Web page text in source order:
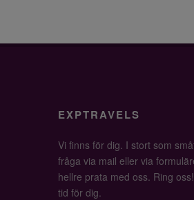
EXPTRAVELS
Vi finns för dig. I stort som
fråga via mail eller via
hellre prata med oss. Ring
tid för dig.